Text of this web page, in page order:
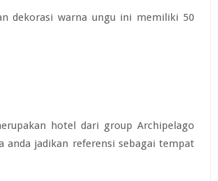
dekorasi warna ungu ini memiliki 50
hotel dari group Archipelago
jadikan referensi sebagai tempat